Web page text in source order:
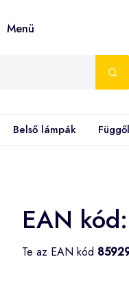
Menü
Belső lámpák
EAN
Te az EAN kód